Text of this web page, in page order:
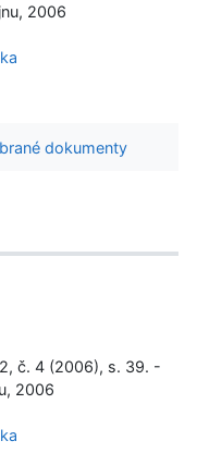
2006
dokumenty
č. 4 (2006), s. 39. -
2006